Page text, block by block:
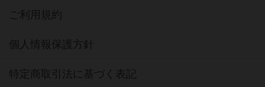
ご利用規約
個人情報保護方針
特定商取引法に基づく表記